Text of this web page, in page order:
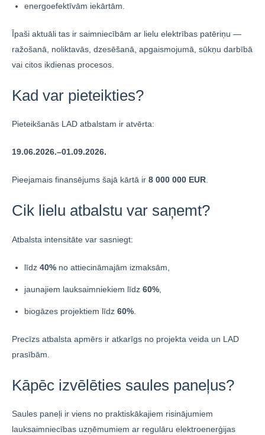
energoefektīvām iekārtām.
Īpaši aktuāli tas ir saimniecībām ar lielu elektrības patēriņu —
ražošanā, noliktavās, dzesēšanā, apgaismojumā, sūkņu darbībā
vai citos ikdienas procesos.
Kad var pieteikties?
Pieteikšanās LAD atbalstam ir atvērta:
19.06.2026.–01.09.2026.
Pieejamais finansējums šajā kārtā ir 8 000 000 EUR.
Cik lielu atbalstu var saņemt?
Atbalsta intensitāte var sasniegt:
līdz 40% no attiecināmajām izmaksām,
jaunajiem lauksaimniekiem līdz 60%
biogāzes projektiem līdz 60%
Precīzs atbalsta apmērs ir atkarīgs no projekta veida un LAD
prasībām.
Kāpēc izvēlēties saules paneļus?
Saules paneļi ir viens no praktiskākajiem risinājumiem
lauksaimniecības uzņēmumiem ar regulāru elektroenerģijas